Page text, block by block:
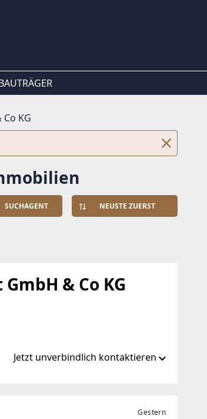
KG
SUCHAGENT NEUSTE ZUERST
& Co KG
Jetzt unverbindlich kontaktieren
Gestern